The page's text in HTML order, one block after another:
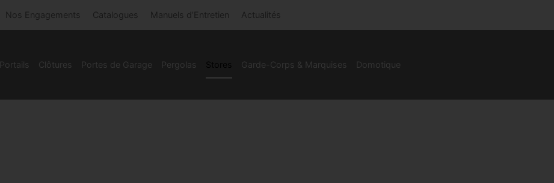
Nos Engagements Catalogues Manuels d’Entretien Actualités
Portails Clôtures Portes de Garage Pergolas Garde-Corps & Marquises Domotique